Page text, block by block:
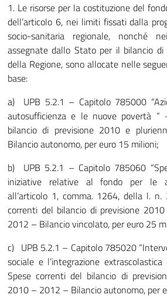
1. Le risorse per la costituzione del
dell’articolo 6, nei limiti fissati dalla
socio-sanitaria regionale, nonché
assegnate dallo Stato per il bilancio
della Regione, sono allocate nelle
base:
a) UPB 5.2.1 – Capitolo 785000
autosufficienza e le nuove povertà
bilancio di previsione 2010 e
Bilancio autonomo, per euro 15 milioni;
b) UPB 5.2.1 – Capitolo 785060
iniziative relative al fondo per le
all’articolo 1, comma. 1264, della l.
correnti del bilancio di previsione
2012 – Bilancio vincolato, per euro 25
c) UPB 5.2.1 – Capitolo 785020
sociale e l’integrazione
Spese correnti del bilancio di
2010 – 2012 – Bilancio autonomo, per